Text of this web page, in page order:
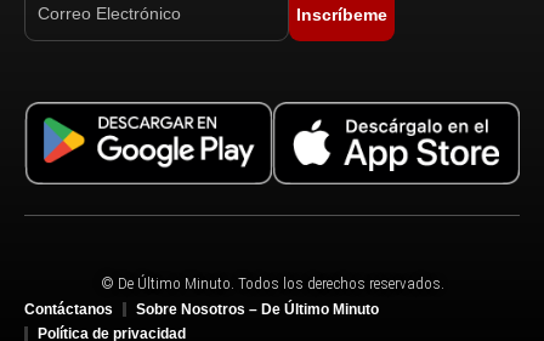
Inscríbeme
© De Último Minuto. Todos los derechos reservados.
Contáctanos
Sobre Nosotros – De Último Minuto
Política de privacidad